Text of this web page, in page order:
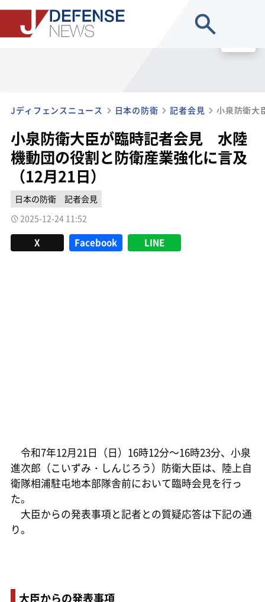
Jディフェンスニュース 日本の防衛 記者会見
小泉防衛大臣が臨時記者会見 水陸
機動団の役割と防衛産業強化に言及
（12月21日）
日本の防衛
記者会見
2025-12-24 11:52
X Facebook LINE
令和7年12月21日（日）16時12分～16時23分、小泉
進次郎（こいずみ・しんじろう）防衛大臣は、陸上自
衛隊相浦駐屯地本部隊舎前において臨時会見を行っ
た。
大臣からの発表事項と記者との質疑応答は下記の通
り。
大臣からの発表事項